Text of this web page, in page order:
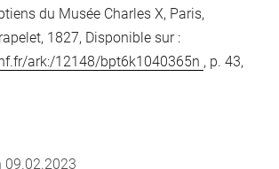
du Musée Charles X, Paris,
1827, Disponible sur :
ark:/12148/bpt6k1040365n , p. 43,
09.02.2023